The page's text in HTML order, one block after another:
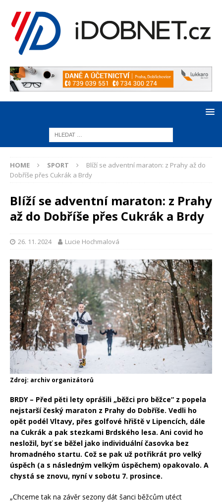
HOME SPORT
Blíží se adventní maraton: z Prahy až do
Dobříše přes Cukrák a Brdy
Blíží se adventní maraton: z Prahy
až do Dobříše přes Cukrák a Brdy
26. 11. 2024 Lucie Hochmalová
Zdroj: archiv organizátorů
BRDY – Před pěti lety oprášili „běžci pro běžce“ z popela
nejstarší český maraton z Prahy do Dobříše. Vedli ho
opět podél Vltavy, přes golfové hřiště v Lipencích, dále
na Cukrák a pak stezkami Brdského lesa. Ani covid ho
nesložil, byť se běžel jako individuální časovka bez
hromadného startu. Což se pak už potřikrát pro velký
úspěch (a s následným velkým úspěchem) opakovalo. A
chystá se znovu, nyní v sobotu 7. prosince.
„Chceme tak na závěr sezony dát šanci běžcům utéct